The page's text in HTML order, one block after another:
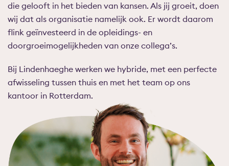
die gelooft in het bieden van kansen. Als jij groeit, doen
wij dat als organisatie namelijk ook. Er wordt daarom
flink geïnvesteerd in de opleidings- en
doorgroeimogelijkheden van onze collega’s.
Bij Lindenhaeghe werken we hybride, met een perfecte
afwisseling tussen thuis en met het team op ons
kantoor in Rotterdam.